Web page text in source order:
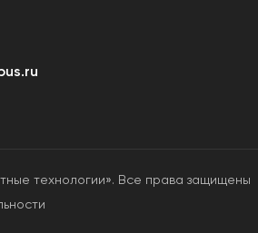
технологии». Все права защищены